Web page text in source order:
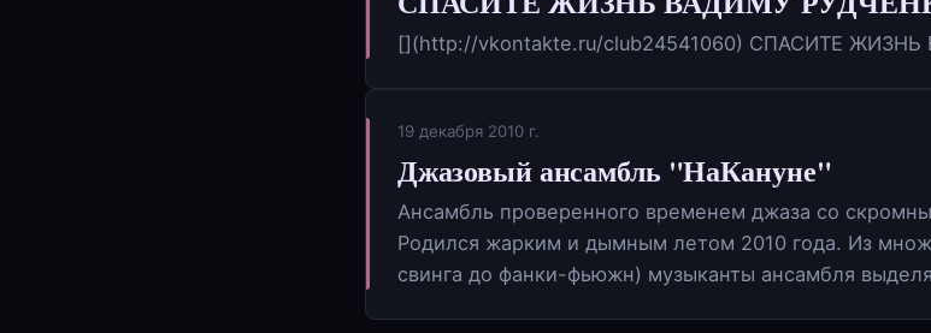
[](http://vkontakte.ru/club24541060) СПАСИТЕ
19 декабря 2010 г.
Джазовый ансамбль "НаКануне"
Ансамбль проверенного временем джаза со
Родился жарким и дымным летом 2010 года. Из
свинга до фанки-фьюжн) музыканты ансамбля